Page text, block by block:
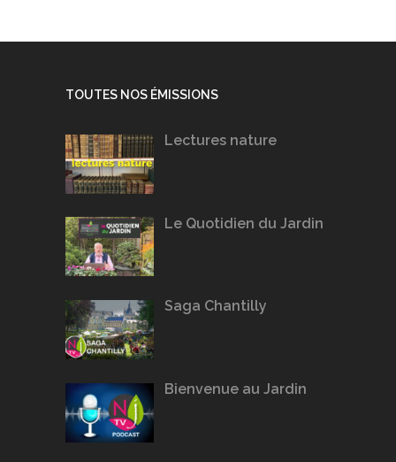
TOUTES NOS ÉMISSIONS
Lectures nature
Le Quotidien du Jardin
Saga Chantilly
Bienvenue au Jardin